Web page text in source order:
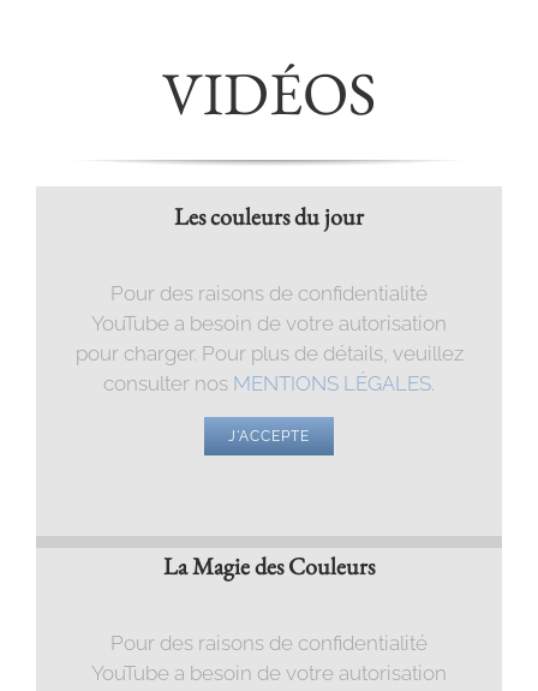
VIDÉOS
Les couleurs du jour
Pour des raisons de confidentialité
YouTube a besoin de votre autorisation
pour charger. Pour plus de détails, veuillez
consulter nos MENTIONS LÉGALES.
J'ACCEPTE
La Magie des Couleurs
Pour des raisons de confidentialité
YouTube a besoin de votre autorisation